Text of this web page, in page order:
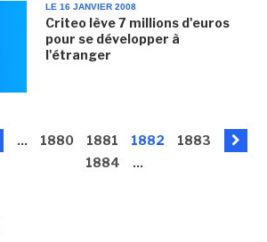
LE 16 JANVIER 2008
Criteo lève 7 millions d'euros
pour se développer à
l'étranger
... 1880 1881 1882
1883
1884
...